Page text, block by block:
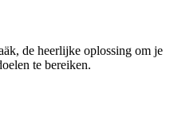
de heerlijke oplossing om je
te bereiken.